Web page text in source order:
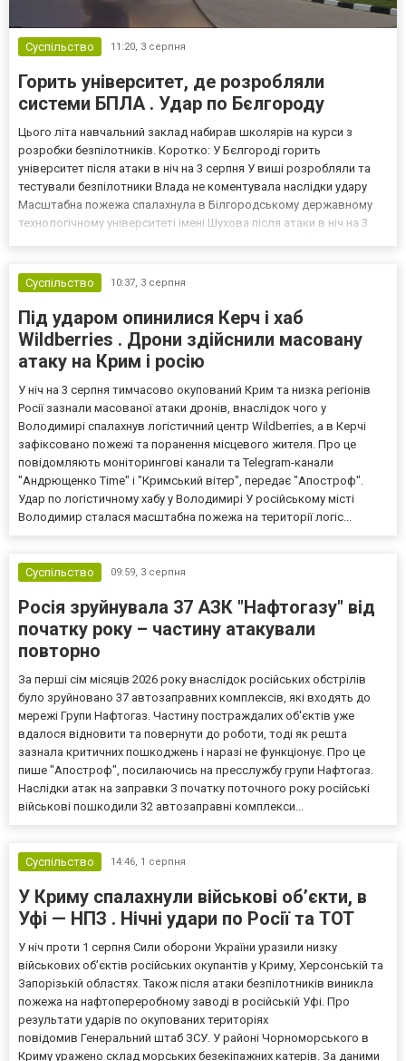
Суспільство 11:20, 3 серпня
Горить університет, де розробляли
системи БПЛА . Удар по Бєлгороду
Цього літа навчальний заклад набирав школярів на курси з
розробки безпілотників. Коротко: У Бєлгороді горить
університет після атаки в ніч на 3 серпня У виші розробляли та
тестували безпілотники Влада не коментувала наслідки удару
Масштабна пожежа спалахнула в Білгородському державному
технологічному університеті імені Шухова після атаки в ніч на 3
Суспільство
10:37, 3 серпня
Під ударом опинилися Керч і хаб
Wildberries . Дрони здійснили масовану
атаку на Крим і росію
У ніч на 3 серпня тимчасово окупований Крим та низка регіонів
Росії зазнали масованої атаки дронів, внаслідок чого у
Володимирі спалахнув логістичний центр Wildberries, а в Керчі
зафіксовано пожежі та поранення місцевого жителя. Про це
повідомляють моніторингові канали та Telegram-канали
"Андрющенко Time" і "Кримський вітер", передає "Апостроф".
Удар по логістичному хабу у Володимирі У російському місті
Володимир сталася масштабна пожежа на території логіс...
Суспільство 09:59, 3 серпня
Росія зруйнувала 37 АЗК "Нафтогазу" від
початку року – частину атакували
повторно
За перші сім місяців 2026 року внаслідок російських обстрілів
було зруйновано 37 автозаправних комплексів, які входять до
мережі Групи Нафтогаз. Частину постраждалих об'єктів уже
вдалося відновити та повернути до роботи, тоді як решта
зазнала критичних пошкоджень і наразі не функціонує. Про це
пише "Апостроф", посилаючись на пресслужбу групи Нафтогаз.
Наслідки атак на заправки З початку поточного року російські
військові пошкодили 32 автозаправні комплекси...
Суспільство 14:46, 1 серпня
У Криму спалахнули військові об’єкти, в
Уфі — НПЗ . Нічні удари по Росії та ТОТ
У ніч проти 1 серпня Сили оборони України уразили низку
військових об’єктів російських окупантів у Криму, Херсонській та
Запорізькій областях. Також після атаки безпілотників виникла
пожежа на нафтопереробному заводі в російській Уфі. Про
результати ударів по окупованих територіях
повідомив Генеральний штаб ЗСУ. У районі Чорноморського в
Криму уражено склад морських безекіпажних катерів. За даними